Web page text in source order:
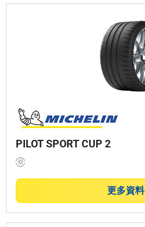
PILOT SPORT CUP 2
更多資料